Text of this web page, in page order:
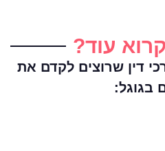
עוד?
דין שרוצים לקדם את
בגוגל: